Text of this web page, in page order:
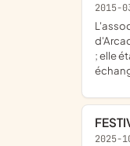
2015-
l'association regroupant des artistes créateurs élabore des événements et des expositions ; elle sensibilise et apporte une médiation par des arts visuels ; "OBA Objectif Bassin
; elle
2025-